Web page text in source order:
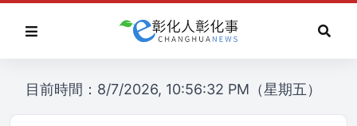
目前時間：8/7/2026, 10:56:32 PM（星期五）